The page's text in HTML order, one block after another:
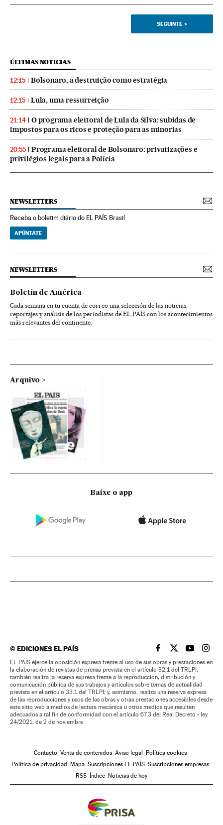
SEGUINTE >
ÚLTIMAS NOTICIAS
12:15 Bolsonaro, a destruição como estratégia
12:15 Lula, uma ressurreição
21:14
O programa eleitoral de Lula da Silva: subidas de
impostos para os ricos e proteção para as minorias
20:55
Programa eleitoral de Bolsonaro: privatizações e
privilégios legais para a Polícia
NEWSLETTERS
Receba o boletim diário do EL PAÍS Brasil
APÚNTATE
NEWSLETTERS
Boletín de América
Cada semana en tu cuenta de correo una selección de las noticias,
reportajes y análisis de los periodistas de EL PAÍS con los acontecimientos
más relevantes del continente.
Arquivo
Baixe o app
©EDICIONES EL PAÍS EL PAÍS BRASIL EN
EL PAÍSEL PAÍS
EL
EL PAÍS ejerce la oposición expresa frente al uso de sus obras y prestaciones en
la elaboración de revistas de prensa prevista en el artículo 32.1 del TRLPI;
también realiza la reserva expresa frente a la reproducción, distribución y
comunicación pública de sus trabajos y artículos sobre temas de actualidad
prevista en el artículo 33.1 del TRLPI; y, asimismo, realiza una reserva expresa
de las reproducciones y usos de las obras y otras prestaciones accesibles desde
este sitio web a medios de lectura mecánica u otros medios que resulten
adecuados a tal fin de conformidad con el artículo 67.3 del Real Decreto - ley
24/2021, de 2 de noviembre
Contacto Venta de contenidos Aviso legal
Política cookies
Política de privacidad
Mapa Suscripciones EL PAÍS Suscripciones empresas
RSS
Índice Noticias de hoy